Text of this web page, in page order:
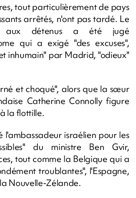
tout particulièrement de pays
arrêtés, n'ont pas tardé. Le
aux détenus a été jugé
qui a exigé "des excuses",
inhumain" par Madrid, "odieux"
et choqué", alors que la sœur
Catherine Connolly figure
la flottille.
l'ambassadeur israélien pour les
du ministre Ben Gvir,
tout comme la Belgique qui a
troublantes", l'Espagne,
Nouvelle-Zélande.